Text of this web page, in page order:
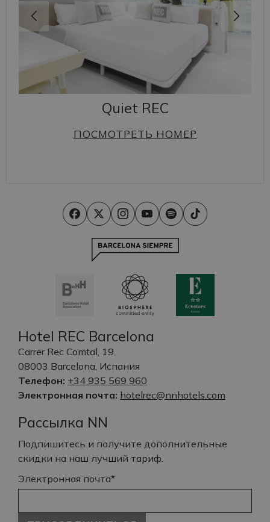
Quiet REC
ПОСМОТРЕТЬ НОМЕР
Hotel REC Barcelona
Carrer Rec Comtal, 19.
08003 Barcelona, Испания
Телефон: +34 935 569 960
Электронная почта: hotelrec@nnhotels.com
Рассылка NN
Подпишитесь и получите дополнительные
скидки на наш лучший тариф.
Электронная почта*